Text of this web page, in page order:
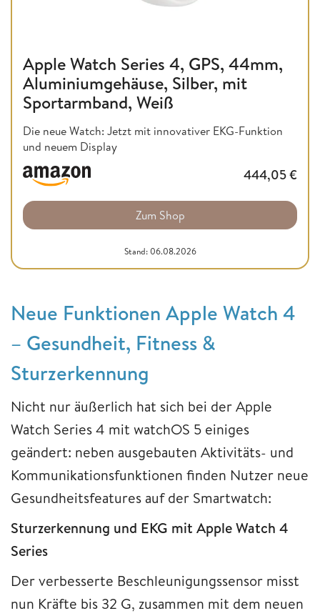
Apple Watch Series 4, GPS, 44mm,
Aluminiumgehäuse, Silber, mit
Sportarmband, Weiß
Die neue Watch: Jetzt mit innovativer EKG-Funktion
und neuem Display
444,05€
Zum Shop
Stand: 06.08.2026
Neue Funktionen Apple Watch 4
– Gesundheit, Fitness &
Sturzerkennung
Nicht nur äußerlich hat sich bei der Apple
Watch Series 4 mit watchOS 5 einiges
geändert: neben ausgebauten Aktivitäts- und
Kommunikationsfunktionen finden Nutzer neue
Gesundheitsfeatures auf der Smartwatch:
Sturzerkennung und EKG mit Apple Watch 4
Series
Der verbesserte Beschleunigungssensor misst
nun Kräfte bis 32 G, zusammen mit dem neuen